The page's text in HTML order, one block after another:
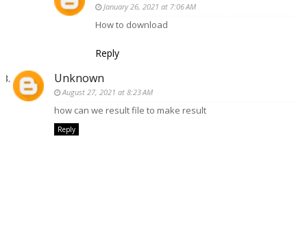
January 26, 2021 at 7:06 AM
How to download
Reply
Unknown
August 27, 2021 at 8:23 AM
how can we result file to make result
Reply